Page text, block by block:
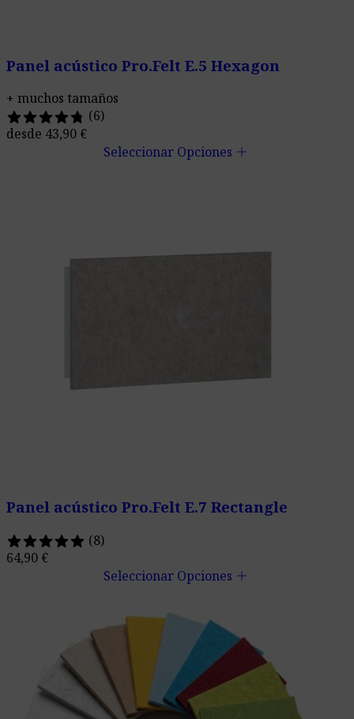
Panel acústico Pro.Felt E.5 Hexagon
+ muchos tamaños
(6)
desde 43,90 €
Seleccionar Opciones add
Panel acústico Pro.Felt E.7 Rectangle
(8)
64,90 €
Seleccionar Opciones add